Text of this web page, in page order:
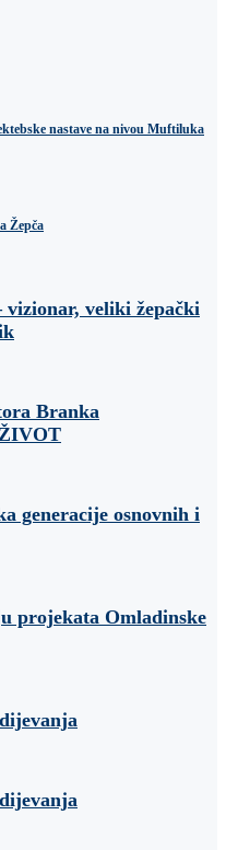
nastave na nivou Muftiluka
Žepča
veliki žepački
Branka
generacije osnovnih i
projekata Omladinske